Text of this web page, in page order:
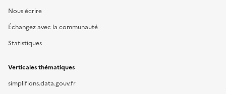
Nous écrire
Échangez avec la communauté
Statistiques
Verticales thématiques
simplifions.data.gouv.fr